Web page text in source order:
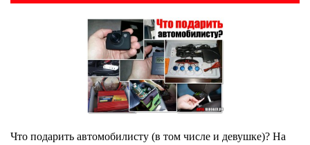
Что подарить автомобилисту (в том числе и девушке)? На